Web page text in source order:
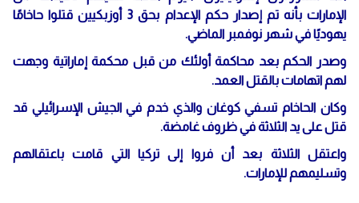
الإمارات بأنه تم إصدار حكم الإعدام بحق 3 أوزبكيين قتلوا حاخامًا
يهوديًا في شهر نوفمبر الماضي.
وصدر الحكم بعد محاكمة أولئك من قبل محكمة إماراتية وجهت
لهم اتهامات بالقتل العمد.
وكان الحاخام تسفي كوغان والذي خدم في الجيش الإسرائيلي قد
قتل على يد الثلاثة في ظروف غامضة.
واعتقل الثلاثة بعد أن فروا إلى تركيا التي قامت باعتقالهم
وتسليمهم للإمارات.